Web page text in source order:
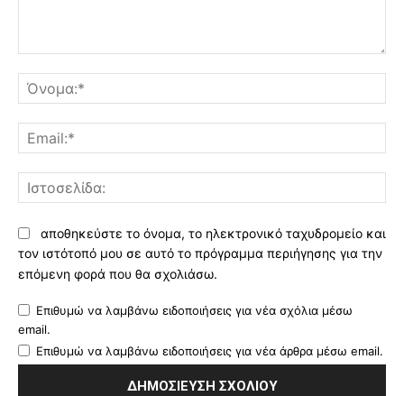
αποθηκεύστε το όνομα, το ηλεκτρονικό ταχυδρομείο και
τον ιστότοπό μου σε αυτό το πρόγραμμα περιήγησης για την
επόμενη φορά που θα σχολιάσω.
Επιθυμώ να λαμβάνω ειδοποιήσεις για νέα σχόλια μέσω
email.
Επιθυμώ να λαμβάνω ειδοποιήσεις για νέα άρθρα μέσω email.